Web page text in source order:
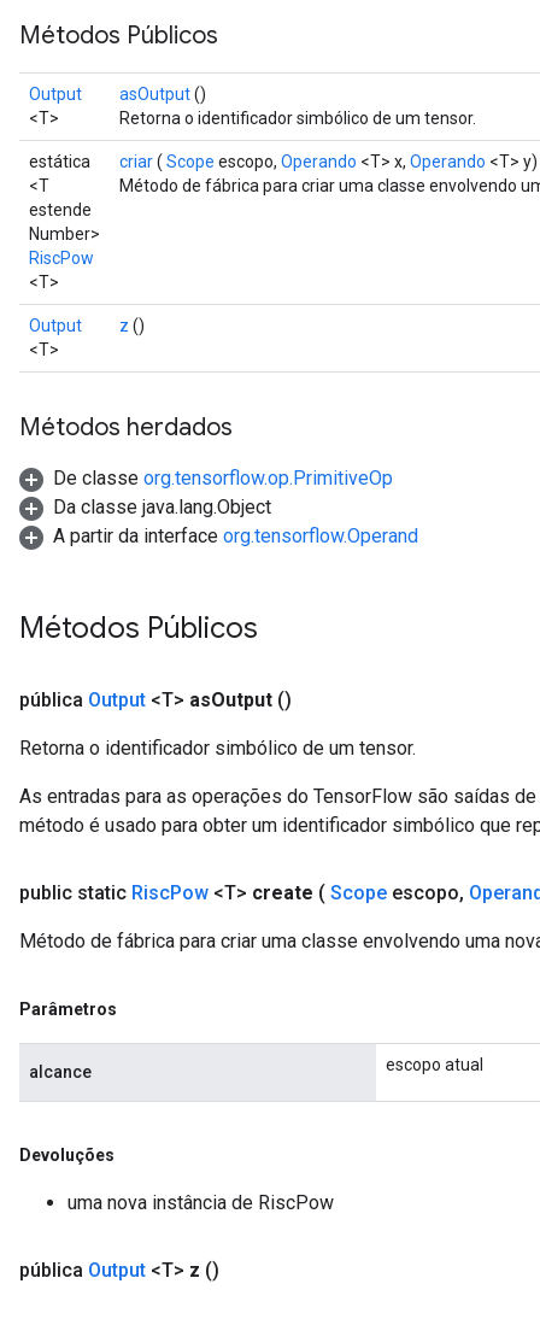
Métodos Públicos
Output
<T>
asOutput()
Retorna o identificador simbólico de um tensor.
estática
<T
estende
Number>
RiscPow
<T>
criar( Scope escopo, Operando <T> x, Operando <T> y)
Método de fábrica para criar uma classe envolvendo
Output
<T>
z ()
Métodos herdados
De classe org.tensorflow.op.PrimitiveOp
Da classe java.lang.Object
A partir da interface org.tensorflow.Operand
Métodos Públicos
pública Output <T> asOutput ()
Retorna o identificador simbólico de um tensor.
As entradas para as operações do TensorFlow são saídas
método é usado para obter um identificador simbólico que
public static RiscPow <T> create ( Scope escopo,
Método de fábrica para criar uma classe envolvendo uma
Parâmetros
alcance escopo atual
Devoluções
uma nova instância de RiscPow
pública Output <T> z ()